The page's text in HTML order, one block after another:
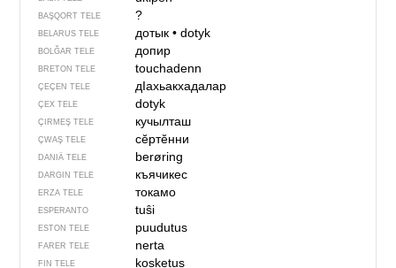
BAŞQORT TELE ?
BELARUS TELE дотык• dotyk
BOLĞAR TELE допир
BRETON TELE touchadenn
ÇEÇEN TELE дIахьакхадалар
ÇEX TELE dotyk
ÇIRMEŞ TELE кучылташ
ÇWAŞ TELE сӗртӗнни
DANIÄ TELE berøring
DARGIN TELE къячикес
ERZA TELE токамо
ESPERANTO tuŝi
ESTON TELE puudutus
FARER TELE nerta
FIN TELE kosketus